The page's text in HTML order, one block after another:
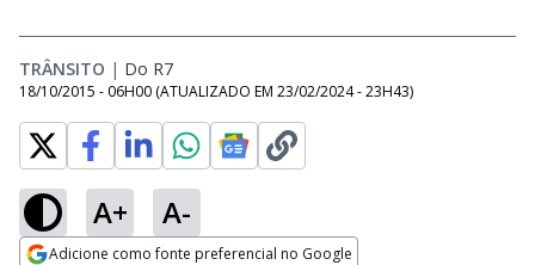
TRÂNSITO | Do R7
18/10/2015 - 06H00 (ATUALIZADO EM 23/02/2024 - 23H43)
A+ A-
Adicione como fonte preferencial no Google